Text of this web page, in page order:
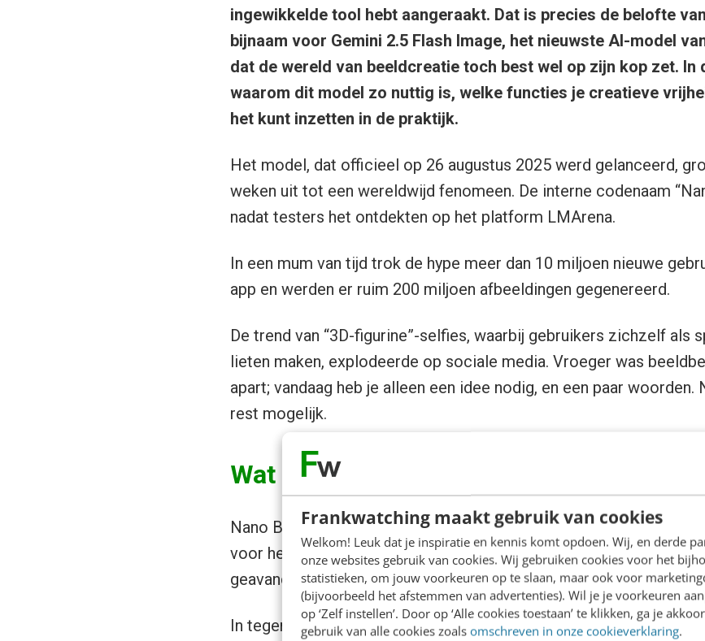
Frankwatching maakt gebruik van cookies
Welkom! Leuk dat je inspiratie en kennis komt opdoen. Wij, en derde
onze websites gebruik van cookies. Wij gebruiken cookies voor het
statistieken, om jouw voorkeuren op te slaan, maar ook voor
(bijvoorbeeld het afstemmen van advertenties). Wil je je voorkeuren
op ‘Zelf instellen’. Door op ‘Alle cookies toestaan’ te klikken, ga je
gebruik van alle cookies zoals omschreven in onze cookieverklaring.
ingewikkelde tool hebt aangeraakt. Dat is precies de belofte van
bijnaam voor Gemini 2.5 Flash Image, het nieuwste AI-model
dat de wereld van beeldcreatie toch best wel op zijn kop zet. In
waarom dit model zo nuttig is, welke functies je creatieve
het kunt inzetten in de praktijk.
Het model, dat officieel op 26 augustus 2025 werd gelanceerd,
weken uit tot een wereldwijd fenomeen. De interne codenaam
nadat testers het ontdekten op het platform LMArena.
In een mum van tijd trok de hype meer dan 10 miljoen nieuwe
app en werden er ruim 200 miljoen afbeeldingen gegenereerd.
De trend van “3D-figurine”-selfies, waarbij gebruikers zichzelf als
lieten maken, explodeerde op sociale media. Vroeger was
apart; vandaag heb je alleen een idee nodig, en een paar woorden.
rest mogelijk.
Wat is Nano Banana precies?
Nano Banana, ook wel Gemini 2.5 Flash Image, is Google’s state-
voor het genereren en bewerken van beelden. Het combineert
geavanceerde creatieve controle en een diep contextueel begrip.
In tegenstelling tot eerdere modellen, die vaak technische